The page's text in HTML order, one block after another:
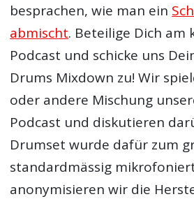
besprachen, wie man ein
abmischt. Beteilige Dich am
Podcast und schicke uns
Drums Mixdown zu! Wir
oder andere Mischung
Podcast und diskutieren
Drumset wurde dafür zum
standardmässig
anonymisieren wir die